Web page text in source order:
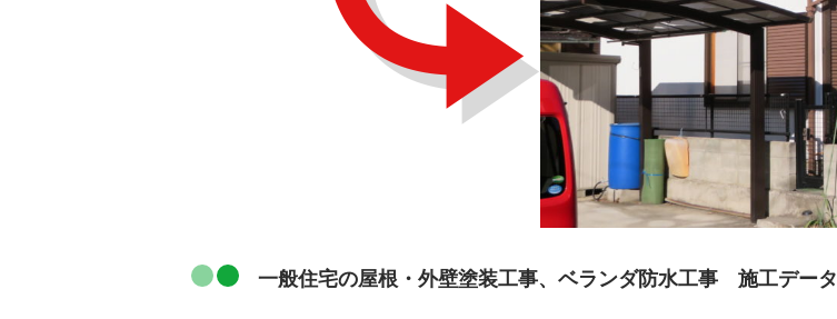
一般住宅の屋根・外壁塗装工事、ベランダ防水工事 施工データ